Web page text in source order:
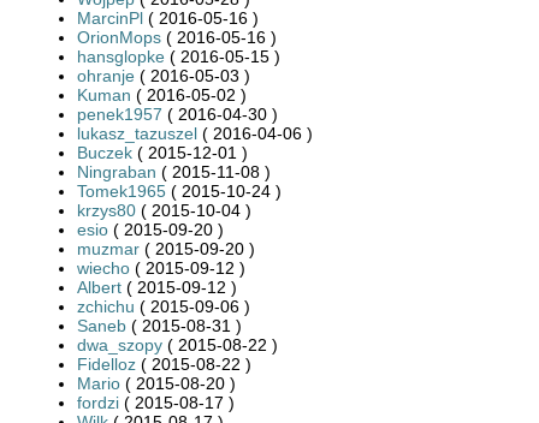
MarcinPl ( 2016-05-16 )
OrionMops ( 2016-05-16 )
hansglopke ( 2016-05-15 )
ohranje ( 2016-05-03 )
Kuman ( 2016-05-02 )
penek1957 ( 2016-04-30 )
lukasz_tazuszel ( 2016-04-06 )
Buczek ( 2015-12-01 )
Ningraban ( 2015-11-08 )
Tomek1965 ( 2015-10-24 )
krzys80 ( 2015-10-04 )
esio ( 2015-09-20 )
muzmar ( 2015-09-20 )
wiecho ( 2015-09-12 )
Albert ( 2015-09-12 )
zchichu ( 2015-09-06 )
Saneb ( 2015-08-31 )
dwa_szopy ( 2015-08-22 )
Fidelloz ( 2015-08-22 )
Mario ( 2015-08-20 )
fordzi ( 2015-08-17 )